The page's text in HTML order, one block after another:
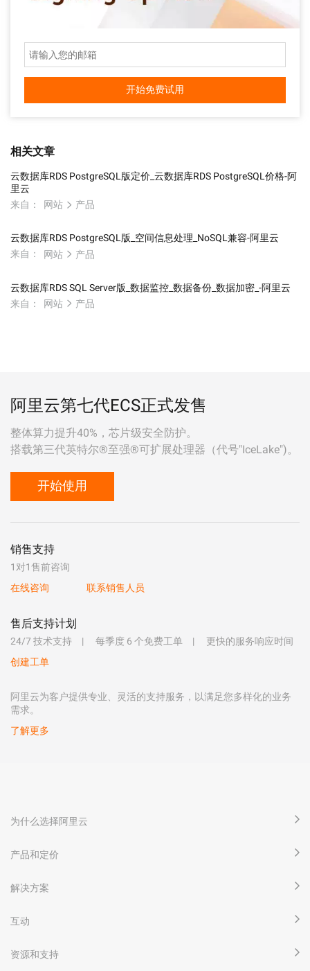
开始免费试用
相关文章
云数据库RDS PostgreSQL版定价_云数据库RDS PostgreSQL价格-阿
里云
来自：
网站 产品
云数据库RDS PostgreSQL版_空间信息处理_NoSQL兼容-阿里云
来自：
网站 产品
云数据库RDS SQL Server版_数据监控_数据备份_数据加密_-阿里云
来自：
网站 产品
阿里云第七代ECS正式发售
整体算力提升40%，芯片级安全防护。
搭载第三代英特尔®至强®可扩展处理器（代号"IceLake")。
开始使用
销售支持
1对1售前咨询
在线咨询
联系销售人员
售后支持计划
24/7 技术支持 每季度 6 个免费工单
更快的服务响应时间
创建工单
阿里云为客户提供专业、灵活的支持服务，以满足您多样化的业务
需求。
了解更多
为什么选择阿里云
产品和定价
解决方案
互动
资源和支持